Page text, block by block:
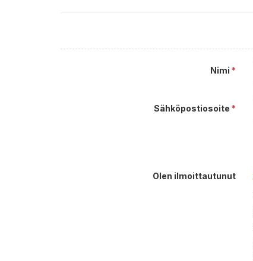
Nimi *
Sähköpostiosoite *
Olen ilmoittautunut